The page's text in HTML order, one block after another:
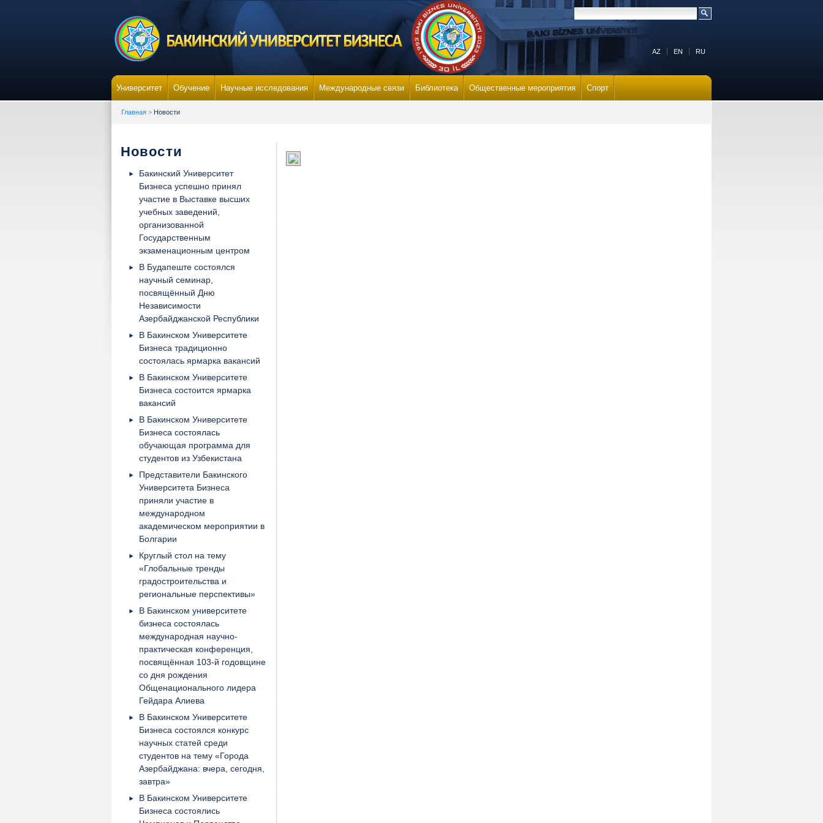
Университет Обучение Научные исследования Международные связи Библиотека Общественные мероприятия Спорт
Главная > Новости
Новости
Бакинский Университет
Бизнеса успешно принял
участие в Выставке высших
учебных заведений,
организованной
Государственным
экзаменационным центром
В Будапеште состоялся
научный семинар,
посвящённый Дню
Независимости
Азербайджанской Республики
В Бакинском Университете
Бизнеса традиционно
состоялась ярмарка вакансий
В Бакинском Университете
Бизнеса состоится ярмарка
вакансий
В Бакинском Университете
Бизнеса состоялась
обучающая программа для
студентов из Узбекистана
Представители Бакинского
Университета Бизнеса
приняли участие в
международном
академическом мероприятии в
Болгарии
Круглый стол на тему
«Глобальные тренды
градостроительства и
региональные перспективы»
В Бакинском университете
бизнеса состоялась
международная научно-
практическая конференция,
посвящённая 103-й годовщине
со дня рождения
Общенационального лидера
Гейдара Алиева
В Бакинском Университете
Бизнеса состоялся конкурс
научных статей среди
студентов на тему «Города
Азербайджана: вчера, сегодня,
завтра»
В Бакинском Университете
Бизнеса состоялись
AZ EN RU